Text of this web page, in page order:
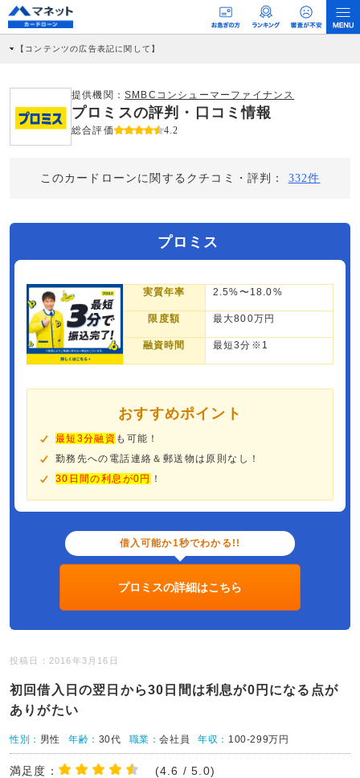
【コンテンツの広告表記に関して】
社に対して企業から紹介報酬が支払われるという収益モデルです。 ただし、特定の
商品を根拠なくPRするものではなく、当編集部の調査／ユーザーへの口コミ収集な
どに基づき、公平性を担保した情報提供を行っています。
>提携企業一覧
提供機関： SMBCコンシューマーファイナンス
プロミスの評判・口コミ情報
総合評価 4.2
このカードローンに関するクチコミ・評判： 332件
プロミス
実質年率 2.5%〜18.0%
限度額 最大800万円
融資時間 最短3分※1
おすすめポイント
最短3分融資 も可能！
勤務先への電話連絡＆郵送物は原則なし！
30日間の利息が0円
！
借入可能か1秒でわかる!!
プロミスの詳細はこちら
投稿日：2016年3月16日
初回借入日の翌日から30日間は利息が0円になる点が
ありがたい
性別： 男性 年齢： 30代 職業：会社員 年収： 100-299万円
満足度： (4.6 / 5.0)